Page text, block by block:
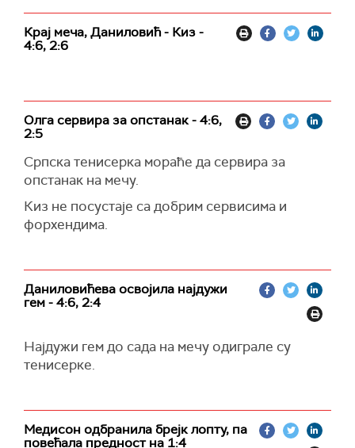
Крај меча, Даниловић - Киз -
4:6, 2:6
Олга сервира за опстанак - 4:6,
2:5
Српска тенисерка мораће да сервира за
опстанак на мечу.
Киз не посустаје са добрим сервисима и
форхендима.
Даниловићева освојила најдужи
гем - 4:6, 2:4
Најдужи гем до сада на мечу одиграле су
тенисерке.
Медисон одбранила брејк лопту, па
повећала предност на 1:4